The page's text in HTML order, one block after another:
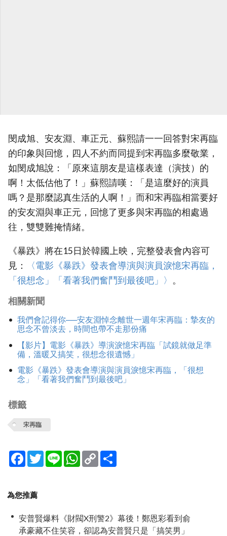
閔成旭、安友淵、車正元、蘇熙請一一回答對宋再臨
的印象與回憶，四人不約而同提到宋再臨多麼敬業，
如閔成旭說：「原來這朋友是這樣表達（演技）的
啊！太低估他了！」蘇熙請嘆：「是這麼好的演員
嗎？是那麼認真生活的人啊！」而和宋再臨相當要好
的安友淵與車正元，回憶了更多與宋再臨的相處過
往，雙雙難掩情緒。
《暴跌》將在15日於韓國上映，完整發表會內容可
見：
‎〈電影《暴跌》發表會導演與演員淚憶宋再臨，
「很想念」「看著我們奮鬥到最後吧」〉‎ 。
相關新聞
我們會記得你──安友淵悼念離世一週年宋再臨：摯友的
思念不曾淡去，時間也帶不走那份痛
【影片】電影《暴跌》導演淚憶宋再臨「試鏡就做足準
備，溫暖又搞笑，很想念很遺憾」
電影《暴跌》發表會導演與演員淚憶宋再臨，「很想
念」「看著我們奮鬥到最後吧」
標籤
宋再臨
Facebook
TwitterLine WhatsApp
Copy
Link
為您推薦
安普賢爆料《財閥X刑警2》幕後！鄭恩彩看到俞
承豪藏不住笑容，卻認為安普賢只是「搞笑男」